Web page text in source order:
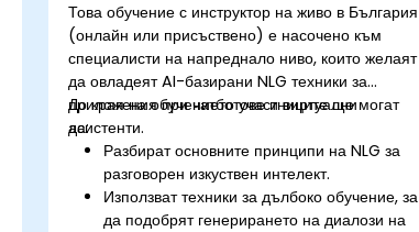
Това обучение с инструктор на живо в България
(онлайн или присъствено) е насочено към
специалисти на напреднало ниво, които желаят
да овладеят AI-базирани NLG техники за
приложения при чатботове и виртуални
асистенти.
До края на обучението участниците ще могат
да:
Разбират основните принципи на NLG за
разговорен изкуствен интелект.
Използват техники за дълбоко обучение, за
да подобрят генерирането на диалози на